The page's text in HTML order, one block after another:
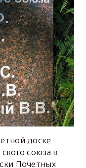
доске
союза в
Почетных